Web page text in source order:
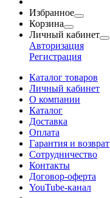
Избранное
Корзина
Личный кабинет
Авторизация
Регистрация
Каталог товаров
Личный кабинет
О компании
Каталог
Доставка
Оплата
Гарантия и возврат
Сотрудничество
Контакты
Договор-оферта
YouTube-канал